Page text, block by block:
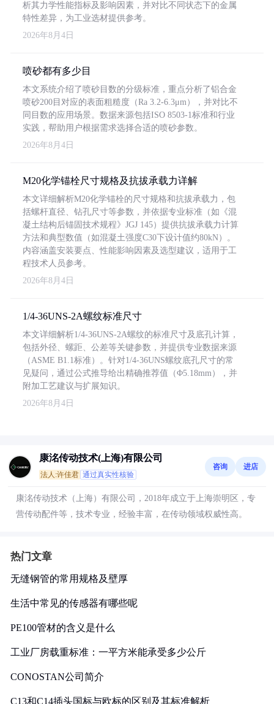
析其力学性能指标及影响因素，并对比不同状态下的金属
特性差异，为工业选材提供参考。
2026年8月4日
喷砂都有多少目
本文系统介绍了喷砂目数的分级标准，重点分析了铝合金
喷砂200目对应的表面粗糙度（Ra 3.2-6.3μm），并对比不
同目数的应用场景。数据来源包括ISO 8503-1标准和行业
实践，帮助用户根据需求选择合适的喷砂参数。
2026年8月4日
M20化学锚栓尺寸规格及抗拔承载力详解
本文详细解析M20化学锚栓的尺寸规格和抗拔承载力，包
括螺杆直径、钻孔尺寸等参数，并依据专业标准（如《混
凝土结构后锚固技术规程》JGJ 145）提供抗拔承载力计算
方法和典型数值（如混凝土强度C30下设计值约80kN）。
内容涵盖安装要点、性能影响因素及选型建议，适用于工
程技术人员参考。
2026年8月4日
1/4-36UNS-2A螺纹标准尺寸
本文详细解析1/4-36UNS-2A螺纹的标准尺寸及底孔计算，
包括外径、螺距、公差等关键参数，并提供专业数据来源
（ASME B1.1标准）。针对1/4-36UNS螺纹底孔尺寸的常
见疑问，通过公式推导给出精确推荐值（Φ5.18mm），并
附加工艺建议与扩展知识。
2026年8月4日
康洺传动技术(上海)有限公司
法人:许佳君 通过真实性核验
咨询 进店
康洺传动技术（上海）有限公司，2018年成立于上海崇明区，专
营传动配件等，技术专业，经验丰富，在传动领域权威性高。
热门文章
无缝钢管的常用规格及壁厚
生活中常见的传感器有哪些呢
PE100管材的含义是什么
工业厂房载重标准：一平方米能承受多少公斤
CONOSTAN公司简介
C13和C14插头国标与欧标的区别及其标准解析